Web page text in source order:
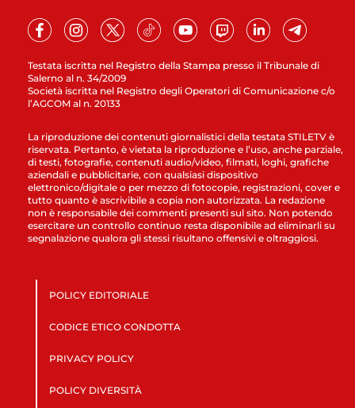
Testata iscritta nel Registro della Stampa presso il Tribunale di
Salerno al n. 34/2009
Società iscritta nel Registro degli Operatori di Comunicazione c/o
l’AGCOM al n. 20133
La riproduzione dei contenuti giornalistici della testata STILETV è
riservata. Pertanto, è vietata la riproduzione e l’uso, anche parziale,
di testi, fotografie, contenuti audio/video, filmati, loghi, grafiche
aziendali e pubblicitarie, con qualsiasi dispositivo
elettronico/digitale o per mezzo di fotocopie, registrazioni, cover e
tutto quanto è ascrivibile a copia non autorizzata. La redazione
non è responsabile dei commenti presenti sul sito. Non potendo
esercitare un controllo continuo resta disponibile ad eliminarli su
segnalazione qualora gli stessi risultano offensivi e oltraggiosi.
POLICY EDITORIALE
CODICE ETICO CONDOTTA
PRIVACY POLICY
POLICY DIVERSITÀ